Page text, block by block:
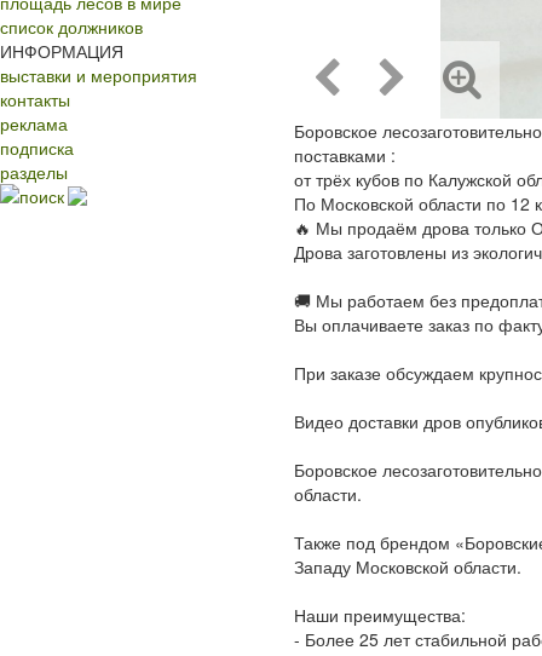
список должников
ИНФОРМАЦИЯ
выставки и мероприятия
контакты
реклама
подписка
разделы
поиск
Боровское
поставками :
от трёх кубов по Калужской
По Московской области по 12
🔥 Мы продаём дрова только
Дрова заготовлены из
🚚 Мы работаем без
Вы оплачиваете заказ по
При заказе обсуждаем
Видео доставки дров
Боровское
области.
Также под брендом
Западу Московской области.
Наши преимущества:
- Более 25 лет стабильной